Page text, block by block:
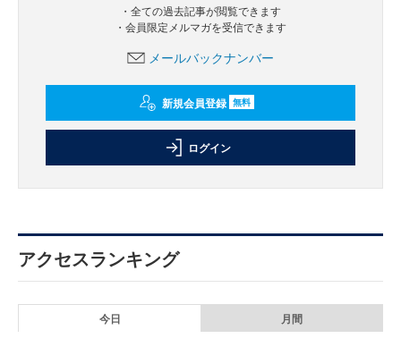
・全ての過去記事が閲覧できます
・会員限定メルマガを受信できます
メールバックナンバー
新規会員登録 無料
ログイン
アクセスランキング
今日 月間